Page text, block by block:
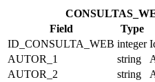
Field
Type
ID_CONSULTA_WEB integer
AUTOR_1
string
AUTOR_2
string